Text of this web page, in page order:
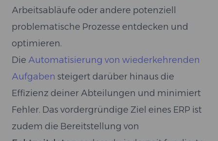
Arbeitsabläufe oder andere potenziell
problematische Prozesse entdecken und
optimieren.
Die Automatisierung von wiederkehrenden
Aufgaben steigert darüber hinaus die
Effizienz deiner Abteilungen und minimiert
Fehler. Das vordergründige Ziel eines ERP ist
zudem die Bereitstellung von